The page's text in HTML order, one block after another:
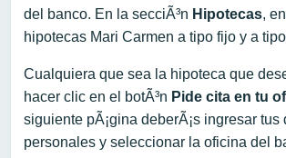
del banco. En la secciÃ³n Hipotecas,
hipotecas Mari Carmen a tipo fijo y a
Cualquiera que sea la hipoteca que
hacer clic en el botÃ³n Pide cita en tu
siguiente pÃ¡gina deberÃ¡s ingresar tus
personales y seleccionar la oficina del